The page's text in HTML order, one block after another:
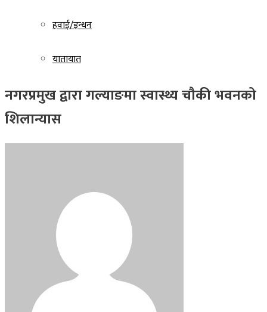
हवाई/इन्धन
यातायात
नगरप्रमुख द्वारा गल्याङमा स्वास्थ्य चौकी भवनको
शिलान्यास